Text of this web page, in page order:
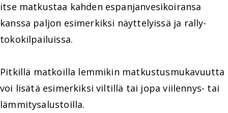
itse matkustaa kahden espanjanvesikoiransa
kanssa paljon esimerkiksi näyttelyissä ja rally-
tokokilpailuissa.
Pitkillä matkoilla lemmikin matkustusmukavuutta
voi lisätä esimerkiksi viltillä tai jopa viilennys- tai
lämmitysalustoilla.